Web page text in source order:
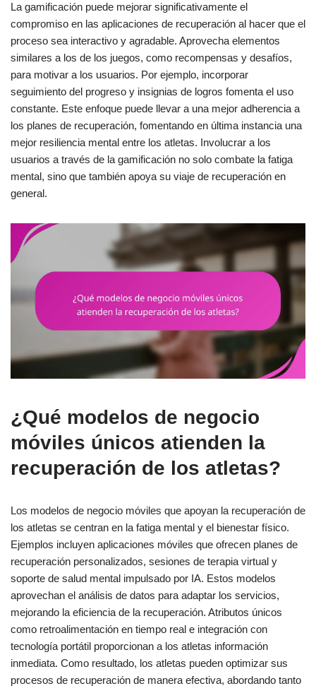
La gamificación puede mejorar significativamente el
compromiso en las aplicaciones de recuperación al hacer que el
proceso sea interactivo y agradable. Aprovecha elementos
similares a los de los juegos, como recompensas y desafíos,
para motivar a los usuarios. Por ejemplo, incorporar
seguimiento del progreso y insignias de logros fomenta el uso
constante. Este enfoque puede llevar a una mejor adherencia a
los planes de recuperación, fomentando en última instancia una
mejor resiliencia mental entre los atletas. Involucrar a los
usuarios a través de la gamificación no solo combate la fatiga
mental, sino que también apoya su viaje de recuperación en
general.
¿Qué modelos de negocio
móviles únicos atienden la
recuperación de los atletas?
Los modelos de negocio móviles que apoyan la recuperación de
los atletas se centran en la fatiga mental y el bienestar físico.
Ejemplos incluyen aplicaciones móviles que ofrecen planes de
recuperación personalizados, sesiones de terapia virtual y
soporte de salud mental impulsado por IA. Estos modelos
aprovechan el análisis de datos para adaptar los servicios,
mejorando la eficiencia de la recuperación. Atributos únicos
como retroalimentación en tiempo real e integración con
tecnología portátil proporcionan a los atletas información
inmediata. Como resultado, los atletas pueden optimizar sus
procesos de recuperación de manera efectiva, abordando tanto